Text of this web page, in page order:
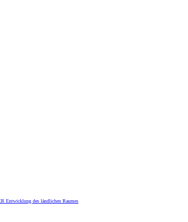
Entwicklung des ländlichen Raumes